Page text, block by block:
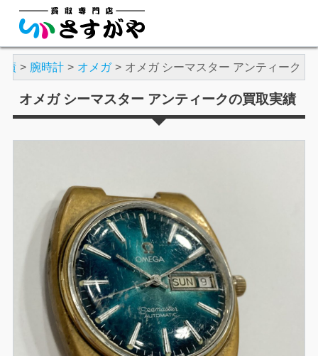
績 腕時計 オメガ オメガ シーマスター アンティーク
オメガ シーマスター アンティークの買取実績